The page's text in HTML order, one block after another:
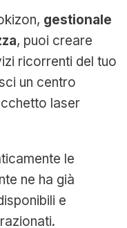
gestionale
, puoi creare
ricorrenti del tuo
un centro
laser
le
ne ha già
e